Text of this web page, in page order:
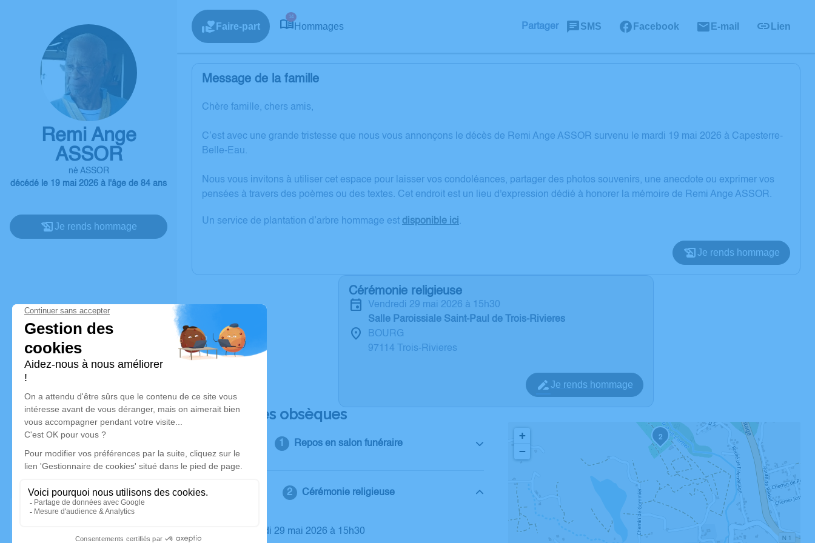
Remi Ange
ASSOR
né ASSOR
décédé le 19 mai 2026 à l'âge de 84 ans
Je rends hommage
Faire-part
14
Hommages Partager SMS Facebook E-mail Lien
Message de la famille
Chère famille, chers amis,
C’est avec une grande tristesse que nous vous annonçons le décès de Remi Ange ASSOR survenu le mardi 19 mai 2026 à Capesterre-
Belle-Eau.
Nous vous invitons à utiliser cet espace pour laisser vos condoléances, partager des photos souvenirs, une anecdote ou exprimer vos
pensées à travers des poèmes ou des textes. Cet endroit est un lieu d'expression dédié à honorer la mémoire de Remi Ange ASSOR.
Un service de plantation d’arbre hommage est disponible ici .
Je rends hommage
Cérémonie religieuse
vendredi 29 mai 2026 à 15h30
Salle Paroissiale Saint-Paul de Trois-Rivieres
BOURG
97114 Trois-Rivieres
Je rends hommage
Déroulé des obsèques
Repos en salon funéraire
Cérémonie religieuse
Le vendredi 29 mai 2026 à 15h30
2
+
−